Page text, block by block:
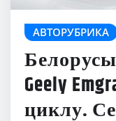
Белорусы
Geely